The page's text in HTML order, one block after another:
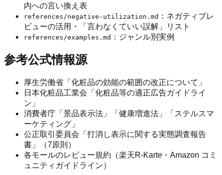
内への言い換え表
references/negative-utilization.md ：ネガティブレ
ビューの活用・「言わなくていい誤解」リスト
references/examples.md ：ジャンル別実例
参考公式情報源
厚生労働省「化粧品の効能の範囲の改正について」
日本化粧品工業会「化粧品等の適正広告ガイドライ
ン」
消費者庁「景品表示法」「健康増進法」「ステルスマ
ーケティング」
公正取引委員会「打消し表示に関する実態調査報告
書」（7原則）
各モールのレビュー規約（楽天R-Karte・Amazon コミ
ュニティガイドライン）